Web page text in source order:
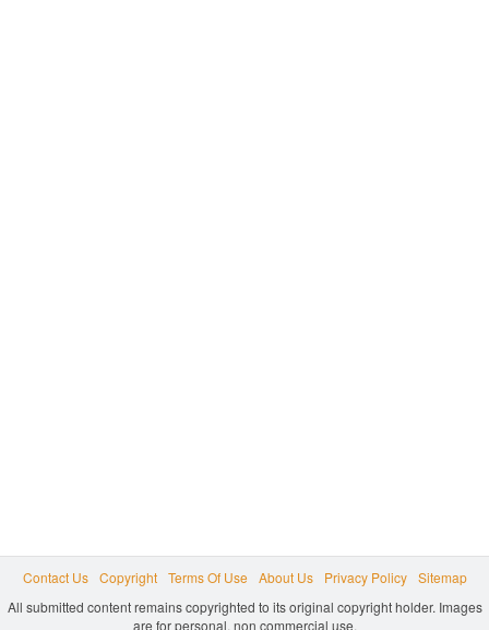
Contact Us Copyright Terms Of Use About Us Privacy Policy
Sitemap
All submitted content remains copyrighted to its original copyright holder. Images
are for personal, non commercial use.